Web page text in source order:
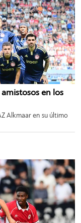
en los
Alkmaar en su último